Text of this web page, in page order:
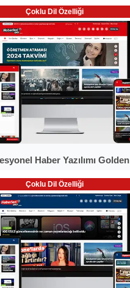
Çoklu Dil Özelliği
Haber Yazılımı Golden
Çoklu Dil Özelliği